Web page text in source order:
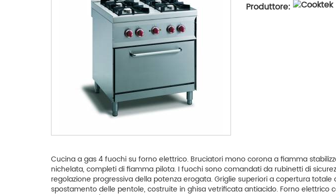
Produttore:
Cucina a gas 4 fuochi su forno elettrico. Bruciatori mono corona a fiamma
nichelata, completi di fiamma pilota. I fuochi sono comandati da rubinetti di
regolazione progressiva della potenza erogata. Griglie superiori a copertura
spostamento delle pentole, costruite in ghisa vetrificata antiacido. Forno elettrico